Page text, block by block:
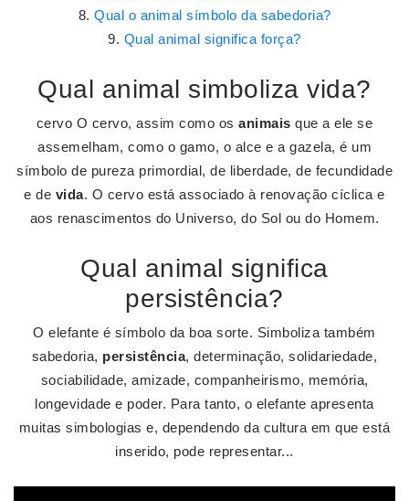
Qual o animal símbolo da sabedoria?
Qual animal significa força?
Qual animal simboliza vida?
cervo O cervo, assim como osanimais que a ele se
assemelham, como o gamo, o alce e a gazela, é um
símbolo de pureza primordial, de liberdade, de fecundidade
e de vida. O cervo está associado à renovação cíclica e
aos renascimentos do Universo, do Sol ou do Homem.
Qual animal significa
persistência?
O elefante é símbolo da boa sorte. Simboliza também
sabedoria, persistência, determinação, solidariedade,
sociabilidade, amizade, companheirismo, memória,
longevidade e poder. Para tanto, o elefante apresenta
muitas simbologias e, dependendo da cultura em que está
inserido, pode representar...